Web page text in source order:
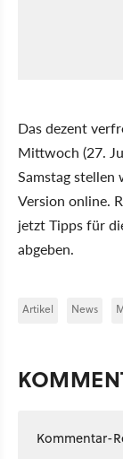
Das dezent
Mittwoch (27.
Samstag stellen
Version online.
jetzt Tipps für
abgeben.
Artikel News
Kommentar-